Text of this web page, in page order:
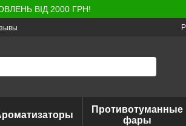
ВІД 2000 ГРН!
Противотуманные
фары